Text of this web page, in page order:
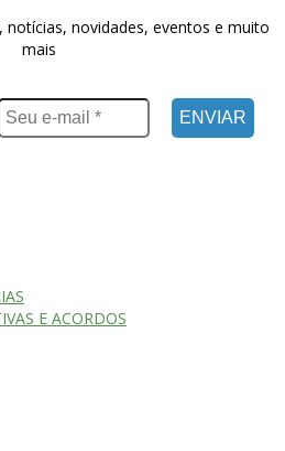
notícias, novidades, eventos e muito
mais
E ACORDOS